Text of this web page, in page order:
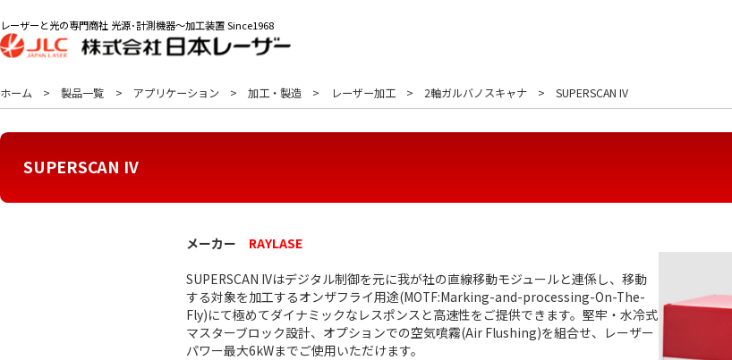
レーザーと光の専門商社 光源･計測機器～加工装置 Since1968
ホーム 製品一覧 アプリケーション 加工・製造 レーザー加工 2軸ガルバノスキャナ SUPERSCAN IV
SUPERSCAN IV
メーカー RAYLASE
SUPERSCAN IVはデジタル制御を元に我が社の直線移動モジュールと連係し、移動
する対象を加工するオンザフライ用途(MOTF:Marking-and-processing-On-The-
Fly)にて極めてダイナミックなレスポンスと高速性をご提供できます。堅牢・水冷式
マスターブロック設計、オプションでの空気噴霧(Air Flushing)を組合せ、レーザー
パワー最大6kWまでご使用いただけます。